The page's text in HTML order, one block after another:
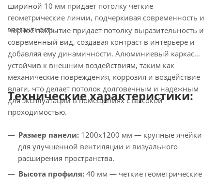
шириной 10 мм придает потолку четкие
геометрические линии, подчеркивая современность и
элегантность.
Черное покрытие придает потолку выразительность и
современный вид, создавая контраст в интерьере и
добавляя ему динамичности. Алюминиевый каркас
устойчив к внешним воздействиям, таким как
механические повреждения, коррозия и воздействие
влаги, что делает потолок долговечным и надежным
для эксплуатации в помещениях с высокой
проходимостью.
Технические характеристики:
Размер панели: 1200x1200 мм — крупные ячейки
для улучшенной вентиляции и визуального
расширения пространства.
Высота профиля: 40 мм — четкие геометрические